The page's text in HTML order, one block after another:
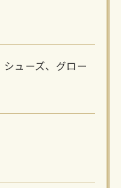
シューズ、グロー